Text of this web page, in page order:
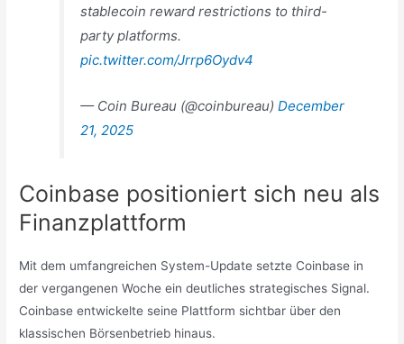
stablecoin reward restrictions to third-
party platforms.
pic.twitter.com/Jrrp6Oydv4
— Coin Bureau (@coinbureau)December
21, 2025
Coinbase positioniert sich neu als
Finanzplattform
Mit dem umfangreichen System-Update setzte Coinbase in
der vergangenen Woche ein deutliches strategisches Signal.
Coinbase entwickelte seine Plattform sichtbar über den
klassischen Börsenbetrieb hinaus.